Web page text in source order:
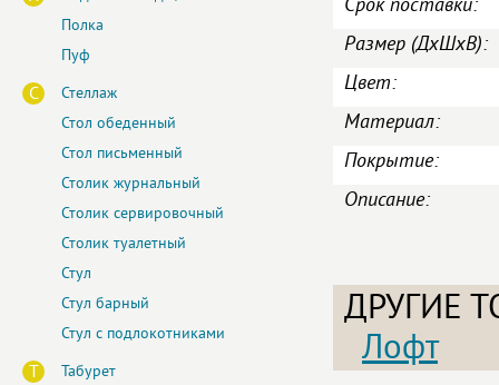
Полка
Пуф
С
Стеллаж
Стол обеденный
Стол письменный
Столик журнальный
Столик сервировочный
Столик туалетный
Стул
Стул барный
Стул с подлокотниками
Т
Табурет
Срок поставки:
Размер (ДxШxВ):
Цвет:
Материал:
Покрытие:
Описание:
ДРУГИЕ
Лофт